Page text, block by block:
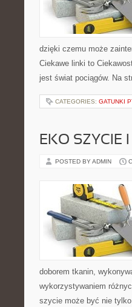
dzięki czemu może
Ciekawe linki to
jest świat pociągów. Na
CATEGORIES: GATUNKI
EKO SZYCIE
POSTED BY ADMIN
doborem tkanin,
wykorzystywaniem
szycie może być nie